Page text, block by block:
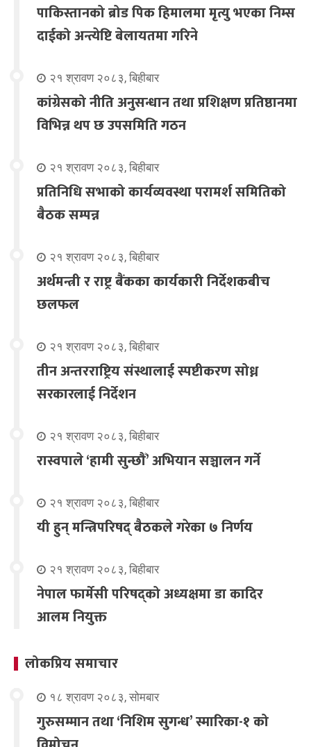
पाकिस्तानको ब्रोड पिक हिमालमा मृत्यु भएका निम्स
दाईको अन्त्येष्टि बेलायतमा गरिने
२१ श्रावण २०८३, बिहीबार
कांग्रेसको नीति अनुसन्धान तथा प्रशिक्षण प्रतिष्ठानमा
विभिन्न थप छ उपसमिति गठन
२१ श्रावण २०८३, बिहीबार
प्रतिनिधि सभाको कार्यव्यवस्था परामर्श समितिको
बैठक सम्पन्न
२१ श्रावण २०८३, बिहीबार
अर्थमन्त्री र राष्ट्र बैंकका कार्यकारी निर्देशकबीच
छलफल
२१ श्रावण २०८३, बिहीबार
तीन अन्तरराष्ट्रिय संस्थालाई स्पष्टीकरण सोध्न
सरकारलाई निर्देशन
२१ श्रावण २०८३, बिहीबार
रास्वपाले ‘हामी सुन्छौँ’ अभियान सञ्चालन गर्ने
२१ श्रावण २०८३, बिहीबार
यी हुन् मन्त्रिपरिषद् बैठकले गरेका ७ निर्णय
२१ श्रावण २०८३, बिहीबार
नेपाल फार्मेसी परिषद्को अध्यक्षमा डा कादिर
आलम नियुक्त
लोकप्रिय समाचार
१८ श्रावण २०८३, सोमबार
गुरुसम्मान तथा ‘निशिम सुगन्ध’ स्मारिका-१ को